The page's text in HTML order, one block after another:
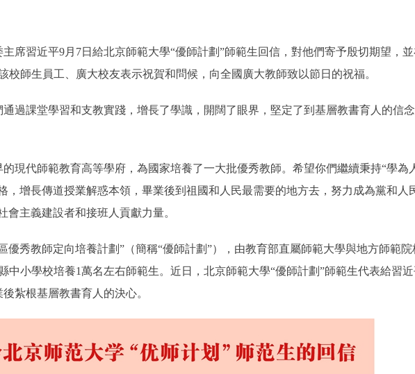
習近平9月7日給北京師範大學“優師計劃”師範生回信，對他們寄予殷切期望，
校師生員工、廣大校友表示祝賀和問候，向全國廣大教師致以節日的祝福。
課堂學習和支教實踐，增長了學識，開闊了眼界，堅定了到基層教書育人的信
代師範教育高等學府，為國家培養了一大批優秀教師。希望你們繼續秉持“學為
，增長傳道授業解惑本領，畢業後到祖國和人民最需要的地方去，努力成為黨和人
主義建設者和接班人貢獻力量。
秀教師定向培養計劃”（簡稱“優師計劃”），由教育部直屬師範大學與地方師範院
中小學校培養1萬名左右師範生。近日，北京師範大學“優師計劃”師範生代表給習
紮根基層教書育人的決心。